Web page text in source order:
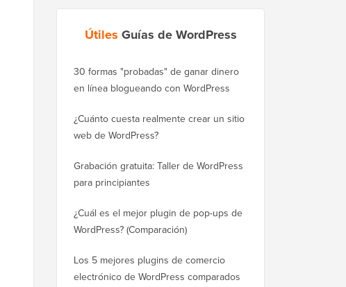
Útiles Guías de WordPress
30 formas "probadas" de ganar dinero
en línea blogueando con WordPress
¿Cuánto cuesta realmente crear un sitio
web de WordPress?
Grabación gratuita: Taller de WordPress
para principiantes
¿Cuál es el mejor plugin de pop-ups de
WordPress? (Comparación)
Los 5 mejores plugins de comercio
electrónico de WordPress comparados